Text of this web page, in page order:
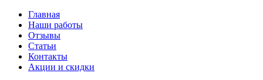
Главная
Наши работы
Отзывы
Статьи
Контакты
Акции и скидки